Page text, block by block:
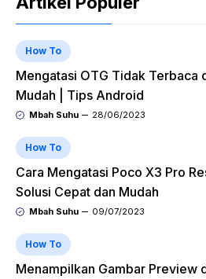
How To
Mengatasi OTG Tidak Terbaca
Mudah | Tips Android
Mbah Suhu 28/06/2023
How To
Cara Mengatasi Poco X3 Pro
Solusi Cepat dan Mudah
Mbah Suhu 09/07/2023
How To
Menampilkan Gambar Preview